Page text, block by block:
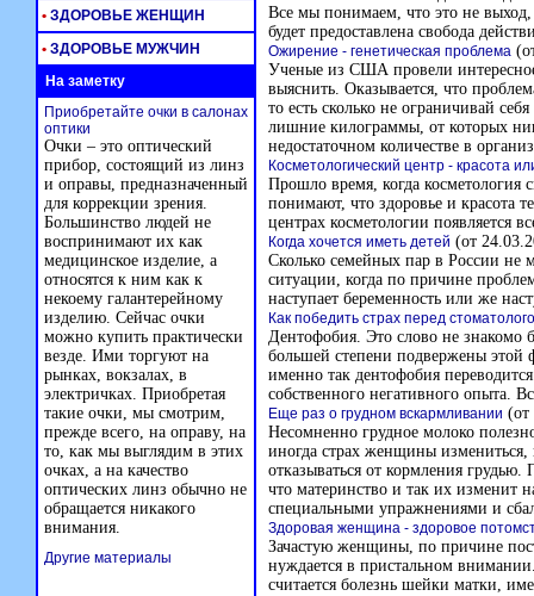
Все мы понимаем, что это не выход,
будет предоставлена свобода
Ожирение - генетическая проблема
Ученые из США провели
выяснить. Оказывается, что
то есть сколько не ограничивай
лишние килограммы, от которых
недостаточном количестве в
Косметологический центр - красота
Прошло время, когда косметология
понимают, что здоровье и красота
центрах косметологии появляется
Когда хочется иметь детей (от
Сколько семейных пар в России не
ситуации, когда по причине
наступает беременность или же
Как победить страх перед
Дентофобия. Это слово не
большей степени подвержены этой
именно так дентофобия
собственного негативного опыта.
Еще раз о грудном вскармливании (от
Несомненно грудное молоко
иногда страх женщины измениться,
отказываться от кормления
что материнство и так их изменит
специальными упражнениями и
Здоровая женщина - здоровое
Зачастую женщины, по причине
нуждается в пристальном
считается болезнь шейки матки,
• ЗДОРОВЬЕ ЖЕНЩИН
• ЗДОРОВЬЕ МУЖЧИН
На заметку
Приобретайте очки в салонах
оптики
Очки – это оптический
прибор, состоящий из линз
и оправы, предназначенный
для коррекции зрения.
Большинство людей не
воспринимают их как
медицинское изделие, а
относятся к ним как к
некоему галантерейному
изделию. Сейчас очки
можно купить практически
везде. Ими торгуют на
рынках, вокзалах, в
электричках. Приобретая
такие очки, мы смотрим,
прежде всего, на оправу, на
то, как мы выглядим в этих
очках, а на качество
оптических линз обычно не
обращается никакого
внимания.
Другие материалы